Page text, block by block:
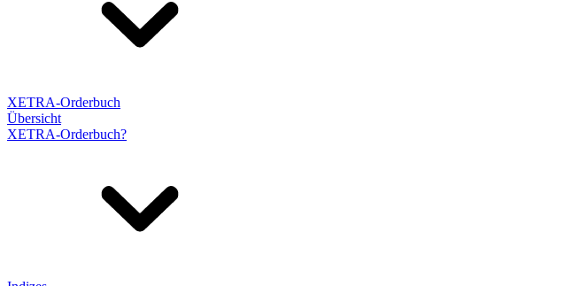
XETRA-Orderbuch
Übersicht
XETRA-Orderbuch?